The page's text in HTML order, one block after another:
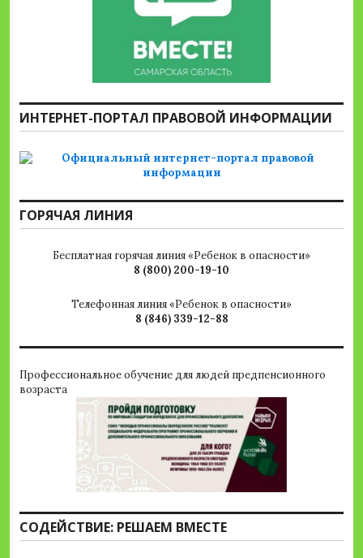
ИНТЕРНЕТ-ПОРТАЛ ПРАВОВОЙ ИНФОРМАЦИИ
ГОРЯЧАЯ ЛИНИЯ
Бесплатная горячая линия «Ребенок в опасности»
8 (800) 200-19-10
Телефонная линия «Ребенок в опасности»
8 (846) 339-12-88
Профессиональное обучение для людей предпенсионного
возраста
СОДЕЙСТВИЕ: РЕШАЕМ ВМЕСТЕ